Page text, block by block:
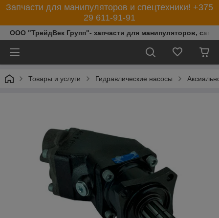
Запчасти для манипуляторов и спецтехники! +375
29 611-91-91
ООО "ТрейдВек Групп"- запчасти для манипуляторов,
Товары и услуги Гидравлические насосы